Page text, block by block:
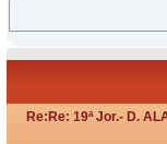
Re:Re: 19ª Jor.- D.